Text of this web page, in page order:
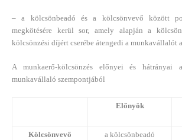
– a kölcsönbeadó és a kölcsönvevő között
megkötésére kerül sor, amely alapján a
kölcsönzési díjért cserébe átengedi a munkavállalót
A munkaerő-kölcsönzés előnyei és hátrányai
munkavállaló szempontjából
Előnyök
Kölcsönvevő
a kölcsönbeadó